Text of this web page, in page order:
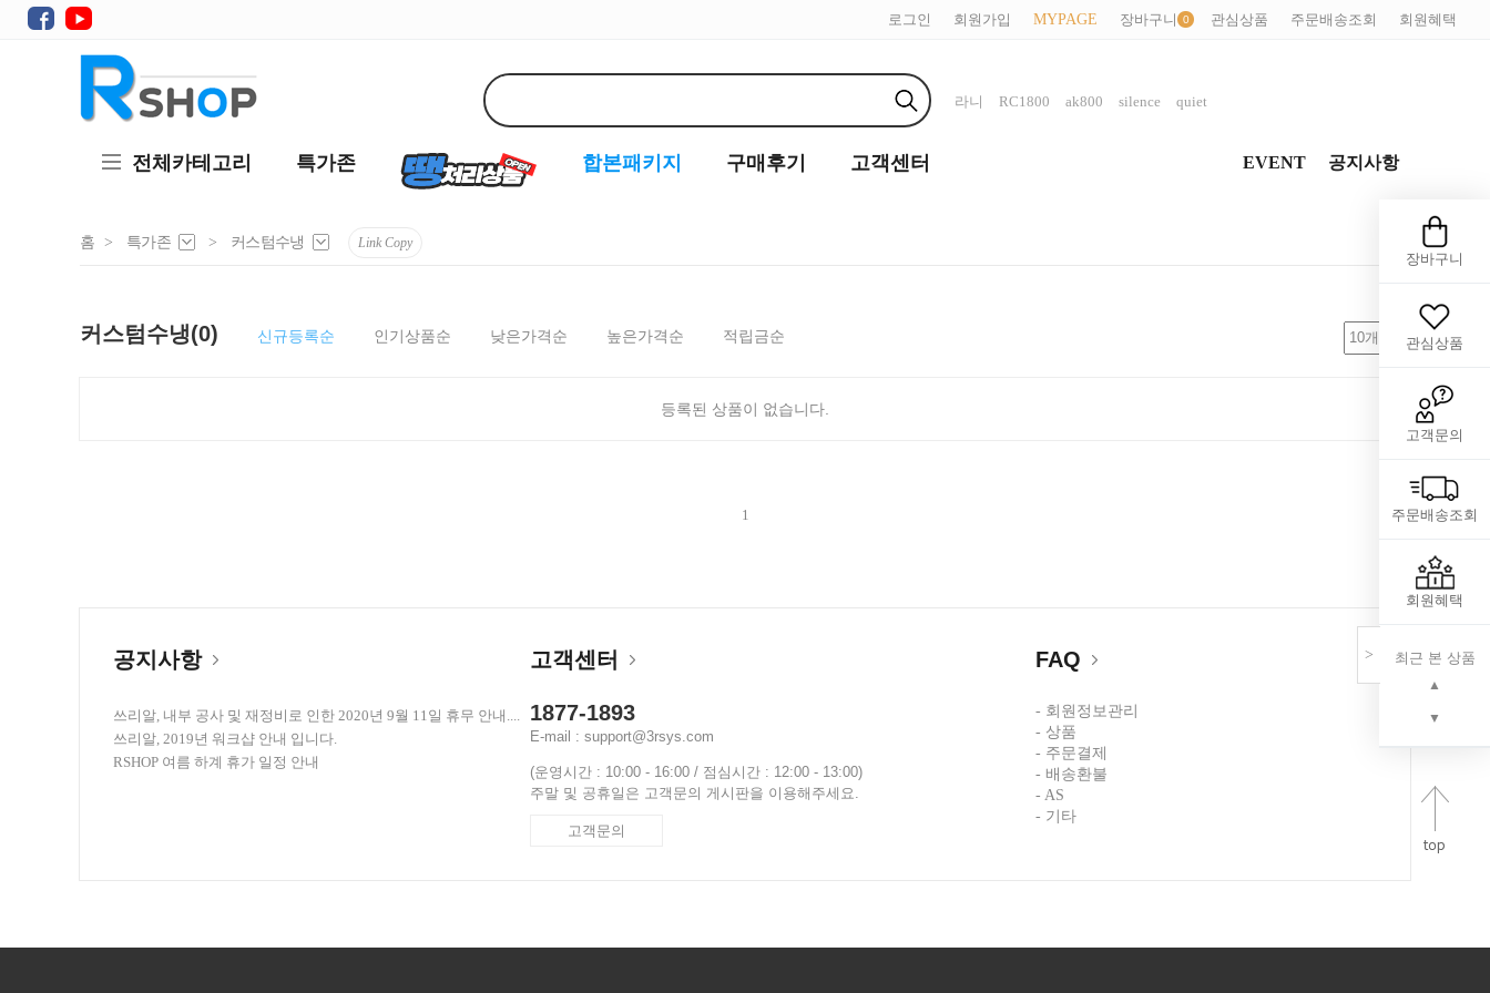
로그인 회원가입 MYPAGE 장바구니 관심상품 주문배송조회 회원혜택
라니 RC1800 ak800 silence quiet
전체카테고리 특가존 합본패키지 구매후기 고객센터 EVENT 공지사항
홈 > 특가존 > 커스텀수냉 Link Copy
커스텀수냉(0) 신규등록순 인기상품순 낮은가격순 높은가격순 적립금순
등록된 상품이 없습니다.
1
공지사항
쓰리알, 내부 공사 및 재정비로 인한 2020년 9월 11일 휴무 안내....
쓰리알, 2019년 워크샵 안내 입니다.
RSHOP 여름 하계 휴가 일정 안내
고객센터
1877-1893
E-mail : support@3rsys.com
(운영시간 : 10:00 - 16:00 / 점심시간 : 12:00 - 13:00)
주말 및 공휴일은 고객문의 게시판을 이용해주세요.
고객문의
FAQ
- 회원정보관리
- 상품
- 주문결제
- 배송환불
- AS
- 기타
>
장바구니
관심상품
고객문의
주문배송조회
회원혜택
최근 본 상품
▲
▼